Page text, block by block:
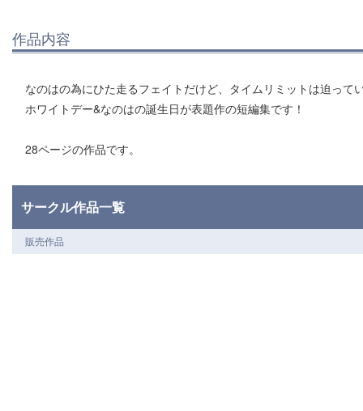
作品内容
なのはの為にひた走るフェイトだけど、タイムリミットは迫って
ホワイトデー&なのはの誕生日が表題作の短編集です！
28ページの作品です。
サークル作品一覧
販売作品